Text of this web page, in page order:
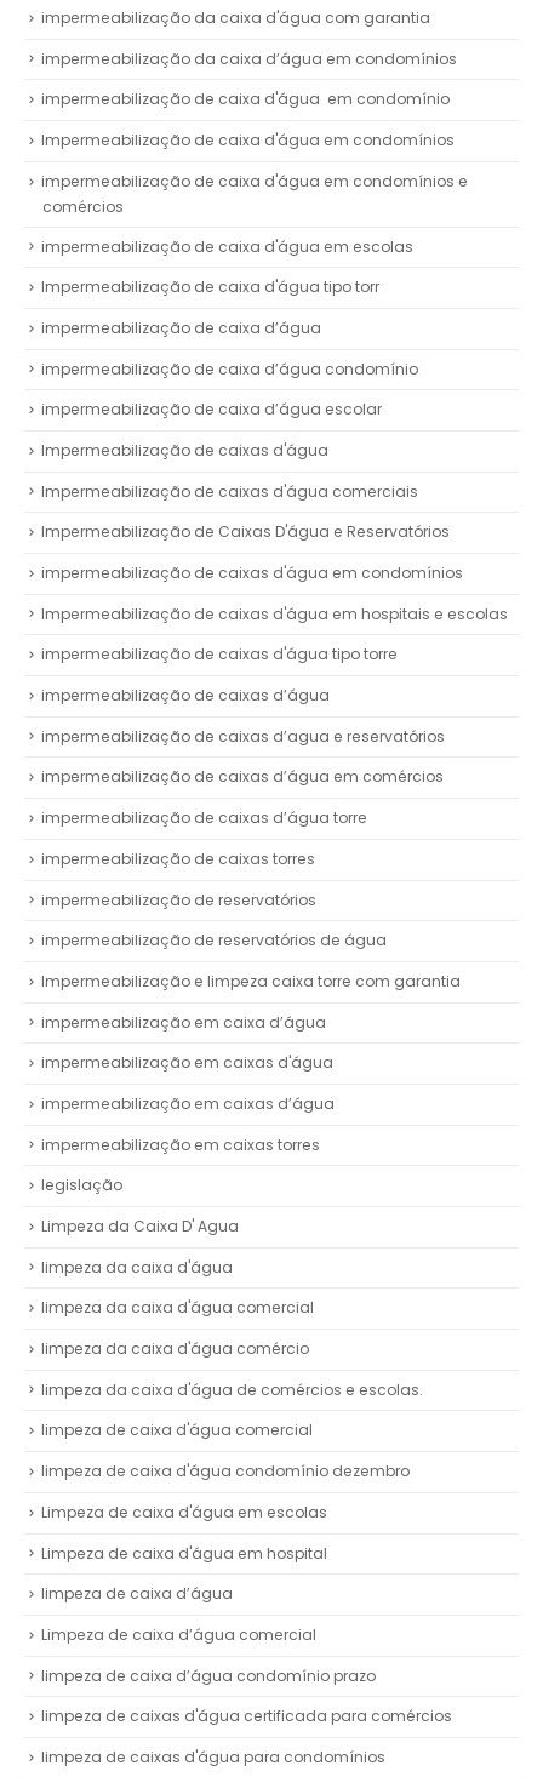
impermeabilização da caixa d'água com garantia
impermeabilização da caixa d’água em condomínios
impermeabilização de caixa d'água em condomínio
Impermeabilização de caixa d'água em condomínios
impermeabilização de caixa d'água em condomínios e
comércios
impermeabilização de caixa d'água em escolas
Impermeabilização de caixa d'água tipo torr
impermeabilização de caixa d’água
impermeabilização de caixa d’água condomínio
impermeabilização de caixa d’água escolar
Impermeabilização de caixas d'água
Impermeabilização de caixas d'água comerciais
Impermeabilização de Caixas D'água e Reservatórios
impermeabilização de caixas d'água em condomínios
Impermeabilização de caixas d'água em hospitais e escolas
impermeabilização de caixas d'água tipo torre
impermeabilização de caixas d’água
impermeabilização de caixas d’agua e reservatórios
impermeabilização de caixas d’água em comércios
impermeabilização de caixas d’água torre
impermeabilização de caixas torres
impermeabilização de reservatórios
impermeabilização de reservatórios de água
Impermeabilização e limpeza caixa torre com garantia
impermeabilização em caixa d’água
impermeabilização em caixas d'água
impermeabilização em caixas d’água
impermeabilização em caixas torres
legislação
Limpeza da Caixa D' Agua
limpeza da caixa d'água
limpeza da caixa d'água comercial
limpeza da caixa d'água comércio
limpeza da caixa d'água de comércios e escolas.
limpeza de caixa d'água comercial
limpeza de caixa d'água condomínio dezembro
Limpeza de caixa d'água em escolas
Limpeza de caixa d'água em hospital
limpeza de caixa d’água
Limpeza de caixa d’água comercial
limpeza de caixa d’água condomínio prazo
limpeza de caixas d'água certificada para comércios
limpeza de caixas d'água para condomínios